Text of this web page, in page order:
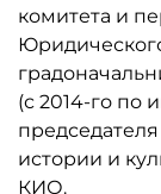
комитета и
(с 2014-го по
истории и
КИО.